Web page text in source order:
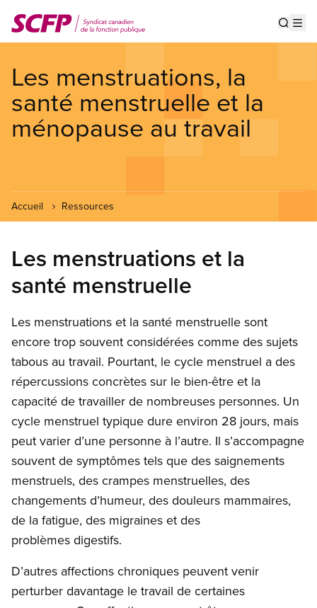
au
contenu
Les menstruations, la
santé menstruelle et la
ménopause au travail
Accueil Ressources
Les menstruations et la
santé menstruelle
Les menstruations et la santé menstruelle sont
encore trop souvent considérées comme des sujets
tabous au travail. Pourtant, le cycle menstruel a des
répercussions concrètes sur le bien-être et la
capacité de travailler de nombreuses personnes. Un
cycle menstruel typique dure environ 28 jours, mais
peut varier d’une personne à l’autre. Il s’accompagne
souvent de symptômes tels que des saignements
menstruels, des crampes menstruelles, des
changements d’humeur, des douleurs mammaires,
de la fatigue, des migraines et des
problèmes digestifs.
D’autres affections chroniques peuvent venir
perturber davantage le travail de certaines